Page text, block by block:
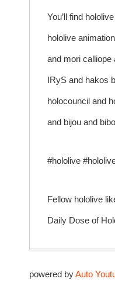
You’ll find
hololive
and mori calliope
IRyS and hakos
holocouncil and
and bijou and
#hololive
Fellow hololive
Daily Dose of
powered byAuto